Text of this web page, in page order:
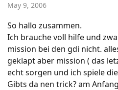
t
a
r
t
e
r
t
e
May 9, 2006
So hallo zusammen.
Ich brauche voll hilfe und
mission bei den gdi nicht.
geklapt aber mission ( das
echt sorgen und ich spiele
Gibts da nen trick? am